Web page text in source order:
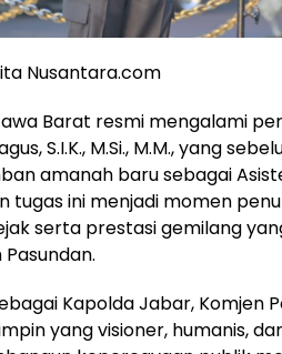
Nusantara.com
Barat resmi mengalami
S.I.K., M.Si., M.M., yang
amanah baru sebagai
tugas ini menjadi momen
serta prestasi gemilang
Kapolda Jabar, Komjen
yang visioner, humanis,